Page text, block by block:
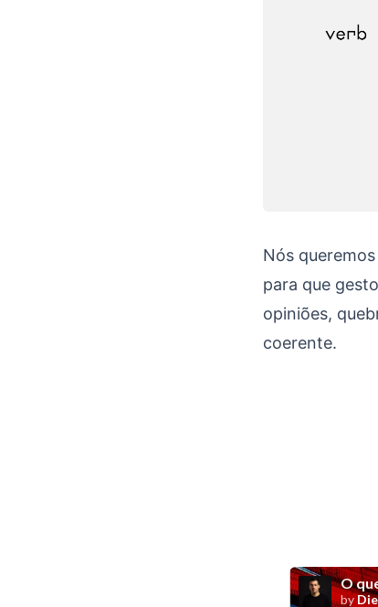
Nós
para que
opiniões,
coerente.